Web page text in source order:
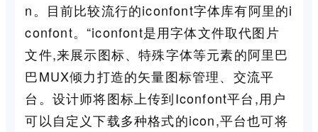
n。目前比较流行的iconfont字体库有阿里的i
confont。“iconfont是用字体文件取代图片
文件,来展示图标、特殊字体等元素的阿里巴
巴MUX倾力打造的矢量图标管理、交流平
台。设计师将图标上传到Iconfont平台,用户
可以自定义下载多种格式的icon,平台也可将